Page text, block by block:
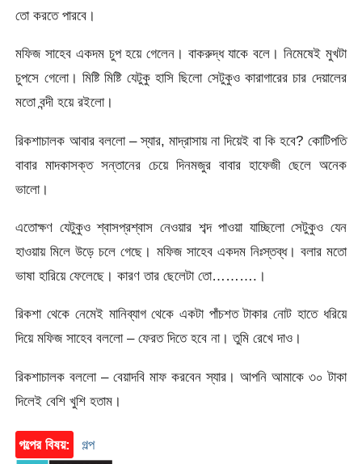
তো করতে পারবে।
মফিজ সাহেব একদম চুপ হয়ে গেলেন। বাকরুদ্ধ যাকে বলে। নিমেষেই মুখটা
চুপসে গেলো। মিষ্টি মিষ্টি যেটুকু হাসি ছিলো সেটুকুও কারাগারের চার দেয়ালের
মতো বন্দী হয়ে রইলো।
রিকশাচালক আবার বললো – স্যার, মাদ্রাসায় না দিয়েই বা কি হবে? কোটিপতি
বাবার মাদকাসক্ত সন্তানের চেয়ে দিনমজুর বাবার হাফেজী ছেলে অনেক
ভালো।
এতোক্ষণ যেটুকুও শ্বাসপ্রশ্বাস নেওয়ার শব্দ পাওয়া যাচ্ছিলো সেটুকুও যেন
হাওয়ায় মিলে উড়ে চলে গেছে। মফিজ সাহেব একদম নিঃস্তব্ধ। বলার মতো
ভাষা হারিয়ে ফেলেছে। কারণ তার ছেলেটা তো……….।
রিকশা থেকে নেমেই মানিব্যাগ থেকে একটা পাঁচশত টাকার নোট হাতে ধরিয়ে
দিয়ে মফিজ সাহেব বললো – ফেরত দিতে হবে না। তুমি রেখে দাও।
রিকশাচালক বললো – বেয়াদবি মাফ করবেন স্যার। আপনি আমাকে ৩০ টাকা
দিলেই বেশি খুশি হতাম।
গল্পের বিষয়: গল্প